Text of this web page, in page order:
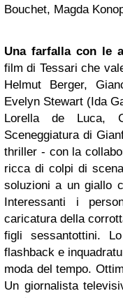
Bouchet, Magda
Una farfalla con le
film di Tessari che
Helmut Berger,
Evelyn Stewart (Ida
Lorella de Luca,
Sceneggiatura di
thriller - con la
ricca di colpi di
soluzioni a un giallo
Interessanti i
caricatura della
figli sessantottini.
flashback e
moda del tempo.
Un giornalista